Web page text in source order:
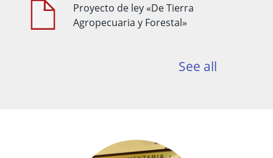
Proyecto de ley «De Tierra
Agropecuaria y Forestal»
See all